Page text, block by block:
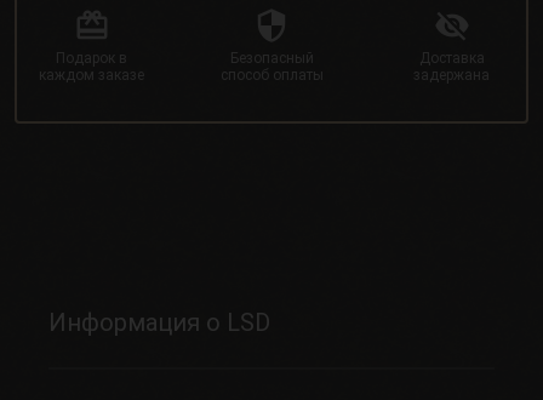
Подарок в
каждом заказе
Безопасный
способ оплаты
Доставка
задержана
Информация о LSD